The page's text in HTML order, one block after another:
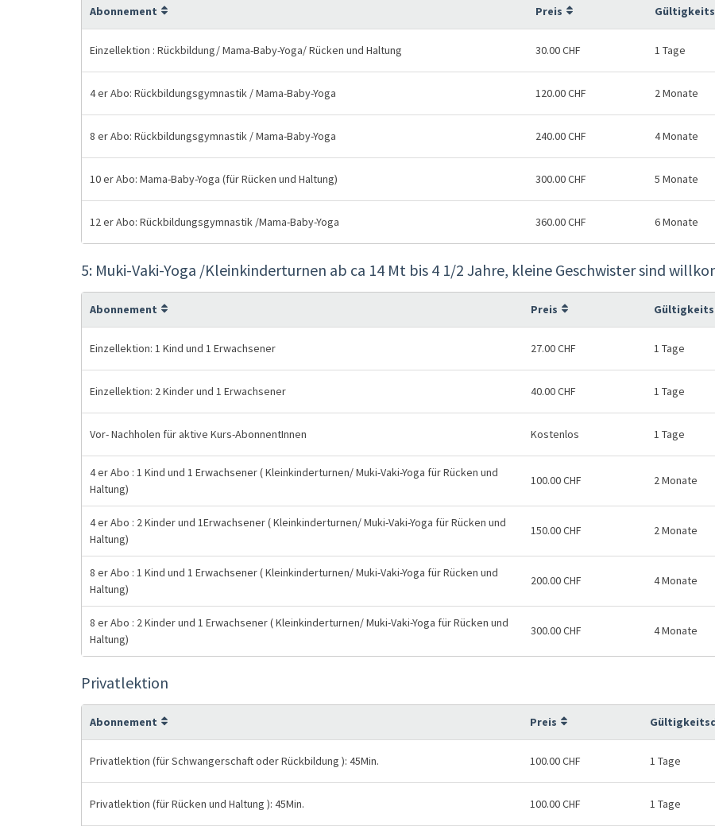
Abonnement Preis
Einzellektion : Rückbildung/ Mama-Baby-Yoga/ Rücken und Haltung 30.00 CHF 1 Tage
4 er Abo: Rückbildungsgymnastik / Mama-Baby-Yoga 120.00 CHF 2 Monate
8 er Abo: Rückbildungsgymnastik / Mama-Baby-Yoga 240.00 CHF 4 Monate
10 er Abo: Mama-Baby-Yoga (für Rücken und Haltung) 300.00 CHF 5 Monate
12 er Abo: Rückbildungsgymnastik /Mama-Baby-Yoga 360.00 CHF 6 Monate
5: Muki-Vaki-Yoga /Kleinkinderturnen ab ca 14 Mt bis 4 1/2 Jahre, kleine Geschwister sind
Abonnement Preis
Einzellektion: 1 Kind und 1 Erwachsener 27.00 CHF 1 Tage
Einzellektion: 2 Kinder und 1 Erwachsener 40.00 CHF 1 Tage
Vor- Nachholen für aktive Kurs-AbonnentInnen Kostenlos 1 Tage
4 er Abo : 1 Kind und 1 Erwachsener ( Kleinkinderturnen/ Muki-Vaki-Yoga für Rücken und
Haltung)
100.00 CHF 2 Monate
4 er Abo : 2 Kinder und 1Erwachsener ( Kleinkinderturnen/ Muki-Vaki-Yoga für Rücken und
Haltung)
150.00 CHF 2 Monate
8 er Abo : 1 Kind und 1 Erwachsener ( Kleinkinderturnen/ Muki-Vaki-Yoga für Rücken und
Haltung)
200.00 CHF 4 Monate
8 er Abo : 2 Kinder und 1 Erwachsener ( Kleinkinderturnen/ Muki-Vaki-Yoga für Rücken und
Haltung)
300.00 CHF 4 Monate
Privatlektion
Abonnement Preis
Privatlektion (für Schwangerschaft oder Rückbildung ): 45Min. 100.00 CHF 1 Tage
Privatlektion (für Rücken und Haltung ): 45Min. 100.00 CHF 1 Tage